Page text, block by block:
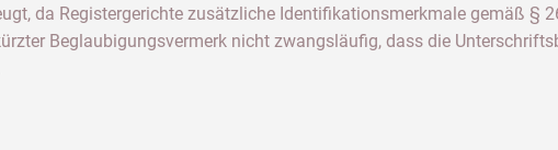
da Registergerichte zusätzliche Identifikationsmerkmale gemäß §
Beglaubigungsvermerk nicht zwangsläufig, dass die